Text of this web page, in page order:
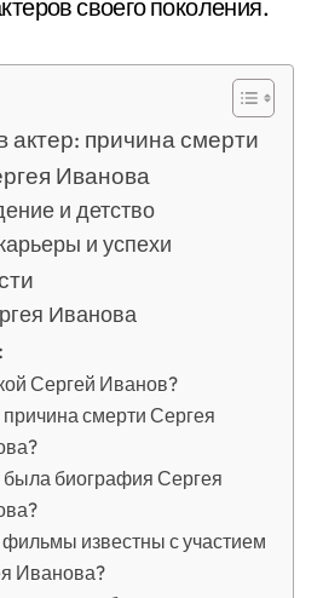
своего поколения.
актер: причина смерти
Иванова
и детство
и успехи
Иванова
Сергей Иванов?
причина смерти Сергея
была биография Сергея
фильмы известны с участием
Иванова?